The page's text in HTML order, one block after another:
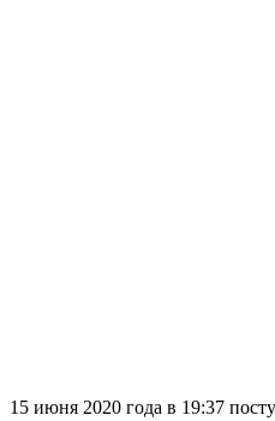
15 июня 2020 года в 19:37